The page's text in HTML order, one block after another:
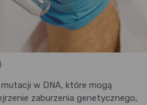
w DNA, które mogą
zaburzenia genetycznego,